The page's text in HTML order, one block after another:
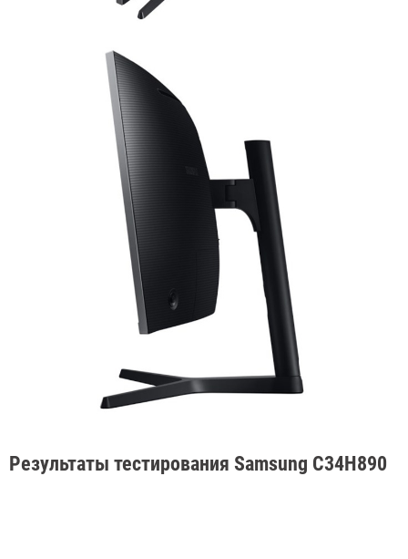
Результаты тестирования Samsung C34H890